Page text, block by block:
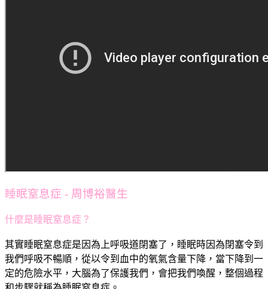
睡眠窒息症 - 周博裕醫生
什麼是睡眠窒息症？
其實睡眠窒息症是因為上呼吸道閉塞了，睡眠時因為閉塞令到
我們呼吸不暢順，從以令到血中的氧氣含量下降，當下降到一
定的危險水平，大腦為了保護我們，會把我們喚醒，整個過程